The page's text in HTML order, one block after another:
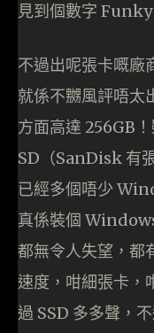
見到個數字 Funky
不過出呢張卡嘅廠
就係不嬲風評唔
方面高達 256GB
SD（SanDisk 有
已經多個唔少
真係裝個
都無令人失望，都
速度，咁細張卡，
過 SSD 多多聲，